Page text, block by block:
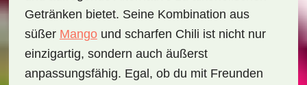
Getränken bietet. Seine Kombination aus
süßer Mangound scharfen Chili ist nicht nur
einzigartig, sondern auch äußerst
anpassungsfähig. Egal, ob du mit Freunden